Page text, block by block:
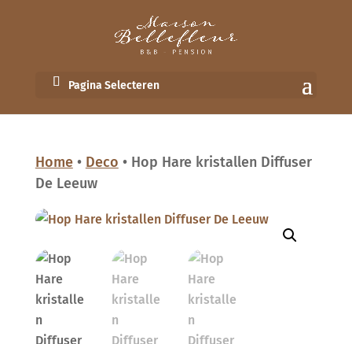
Pagina Selecteren
Home• Deco • Hop Hare kristallen Diffuser
De Leeuw